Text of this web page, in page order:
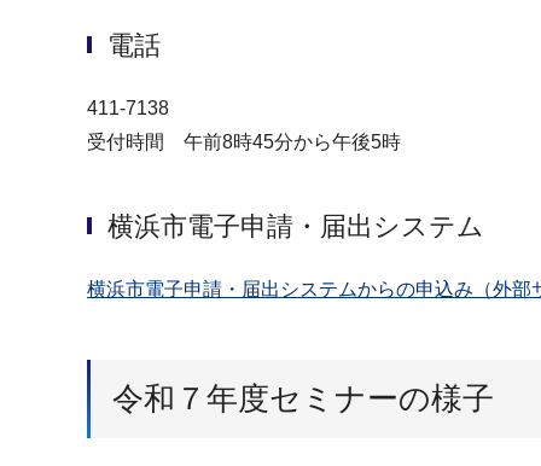
電話
411-7138
受付時間 午前8時45分から午後5時
横浜市電子申請・届出システム
横浜市電子申請・届出システムからの申込み（外部
令和７年度セミナーの様子